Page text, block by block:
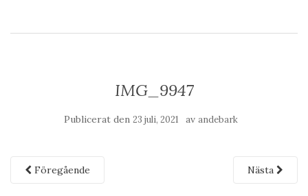
IMG_9947
Publicerat den 23 juli, 2021 av andebark
Föregående Nästa